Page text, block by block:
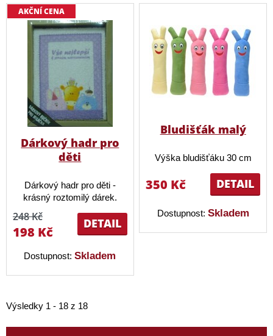
AKČNÍ CENA
Dárkový hadr pro
děti
Dárkový hadr pro děti -
krásný roztomilý dárek.
DETAIL
248 Kč
198 Kč
Dostupnost:Skladem
Bludišťák malý
Výška bludišťáku 30 cm
DETAIL
350 Kč
Dostupnost: Skladem
Výsledky 1 - 18 z 18